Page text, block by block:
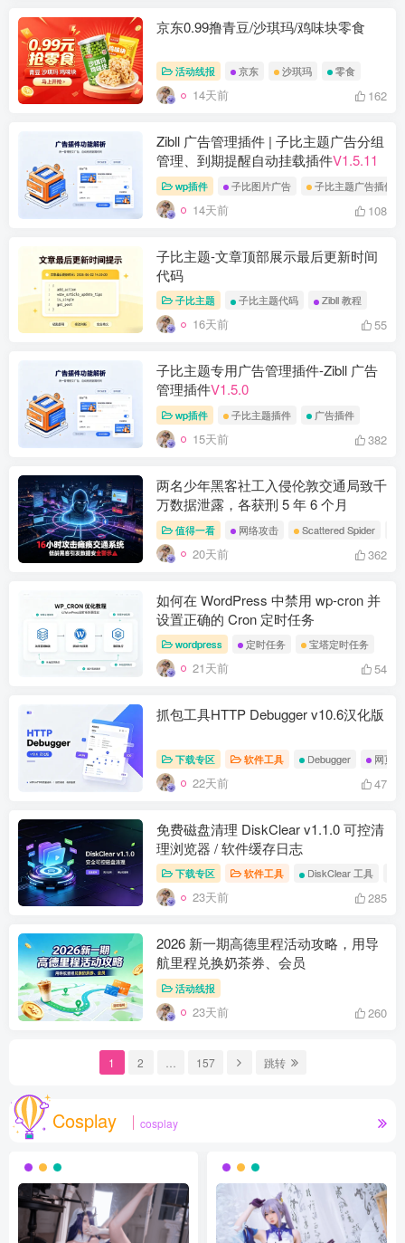
京东0.99撸青豆/沙琪玛/鸡味块零食
活动线报 京东 沙琪玛 零食
14天前 162
Zibll 广告管理插件 | 子比主题广告分组
管理、到期提醒自动挂载插件V1.5.11
wp插件 子比图片广告 子比主题广告插件
14天前 108
子比主题-文章顶部展示最后更新时间
代码
子比主题 子比主题代码 Zibll 教程
16天前 55
子比主题专用广告管理插件-Zibll 广告
管理插件V1.5.0
wp插件 子比主题插件 广告插件
15天前 382
两名少年黑客社工入侵伦敦交通局致千
万数据泄露，各获刑 5 年 6 个月
值得一看 网络攻击 Scattered Spider
20天前 362
如何在 WordPress 中禁用 wp-cron 并
设置正确的 Cron 定时任务
wordpress 定时任务 宝塔定时任务
21天前 54
抓包工具HTTP Debugger v10.6汉化版
下载专区 软件工具 Debugger 网页
22天前 47
免费磁盘清理 DiskClear v1.1.0 可控清
理浏览器 / 软件缓存日志
下载专区 软件工具 DiskClear 工具
23天前 285
2026 新一期高德里程活动攻略，用导
航里程兑换奶茶券、会员
活动线报
23天前 260
1 2 157 跳转
Cosplay cosplay